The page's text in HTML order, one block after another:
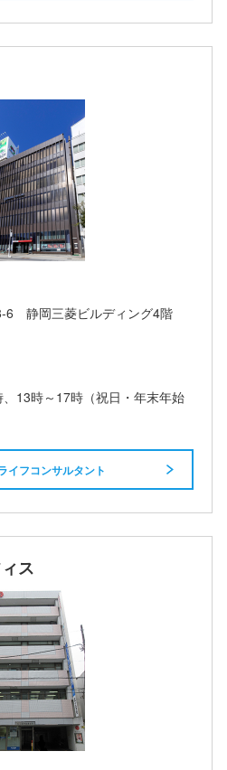
静岡三菱ビルディング4階
13時～17時（祝日・年末年始
イフコンサルタント
ス